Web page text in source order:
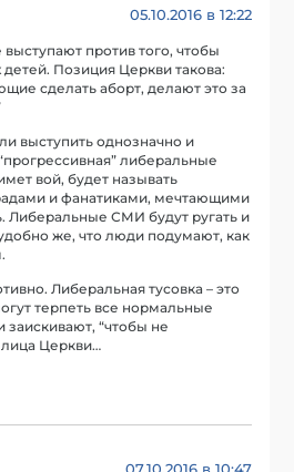
05.10.2016 в 12:22
против того, чтобы
Позиция Церкви такова:
сделать аборт, делают это за
выступить однозначно и
либеральные
вой, будет называть
и фанатиками, мечтающими
Либеральные СМИ будут ругать и
же, что люди подумают, как
Либеральная тусовка – это
терпеть все нормальные
“чтобы не
Церкви…
07.10.2016 в 10:47